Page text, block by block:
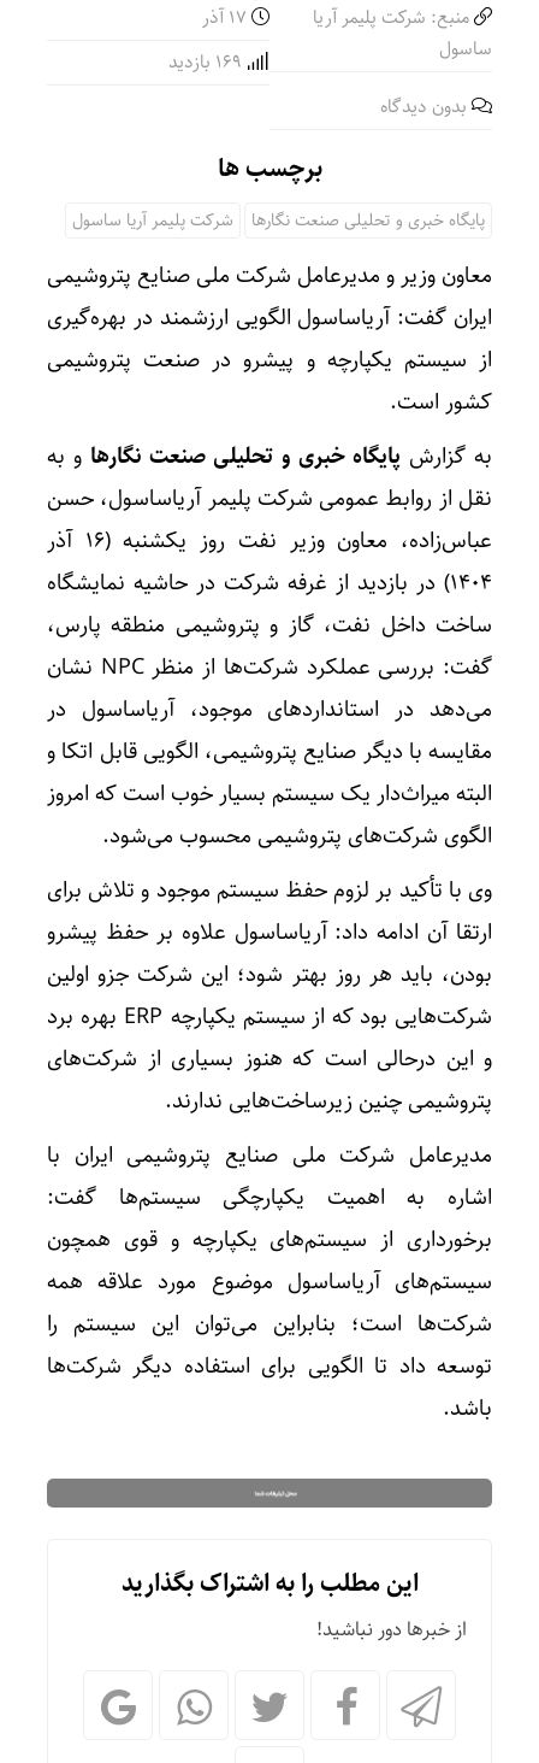
منبع: شرکت پلیمر آریا
ساسول
بدون دیدگاه
برچسب ها
پایگاه خبری و تحلیلی صنعت نگارها شرکت پلیمر آریا ساسول
معاون وزیر و مدیرعامل شرکت ملی صنایع پتروشیمی
ایران گفت: آریاساسول الگویی ارزشمند در بهره‌گیری
از سیستم یکپارچه و پیشرو در صنعت پتروشیمی
کشور است.
به گزارش پایگاه خبری و تحلیلی صنعت نگارها و به
نقل از روابط عمومی شرکت پلیمر آریاساسول، حسن
عباس‌زاده، معاون وزیر نفت روز یکشنبه (۱۶ آذر
۱۴۰۴) در بازدید از غرفه شرکت در حاشیه نمایشگاه
ساخت داخل نفت، گاز و پتروشیمی منطقه پارس،
گفت: بررسی عملکرد شرکت‌ها از منظر NPC نشان
می‌دهد در استانداردهای موجود، آریاساسول در
مقایسه با دیگر صنایع پتروشیمی، الگویی قابل اتکا و
البته میراث‌دار یک سیستم بسیار خوب است که امروز
الگوی شرکت‌های پتروشیمی محسوب می‌شود.
وی با تأکید بر لزوم حفظ سیستم موجود و تلاش برای
ارتقا آن ادامه داد: آریاساسول علاوه بر حفظ پیشرو
بودن، باید هر روز بهتر شود؛ این شرکت جزو اولین
شرکت‌هایی بود که از سیستم یکپارچه ERP بهره برد
و این درحالی است که هنوز بسیاری از شرکت‌های
پتروشیمی چنین زیرساخت‌هایی ندارند.
مدیرعامل شرکت ملی صنایع پتروشیمی ایران با
اشاره به اهمیت یکپارچگی سیستم‌ها گفت:
برخورداری از سیستم‌های یکپارچه و قوی همچون
سیستم‌های آریاساسول موضوع مورد علاقه همه‌
شرکت‌ها است؛ بنابراین می‌توان این سیستم را
توسعه داد تا الگویی برای استفاده دیگر شرکت‌ها
باشد.
این مطلب را به اشتراک بگذارید
از خبرها دور نباشید!